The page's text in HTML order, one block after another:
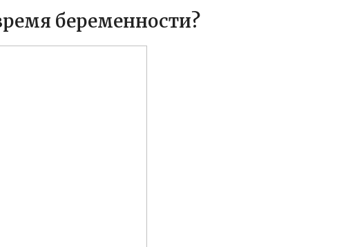
беременности?